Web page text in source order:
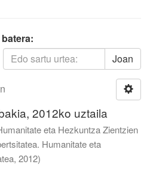
Joan
2012ko uztaila
eta Hezkuntza Zientzien
Humanitate eta
, 2012)